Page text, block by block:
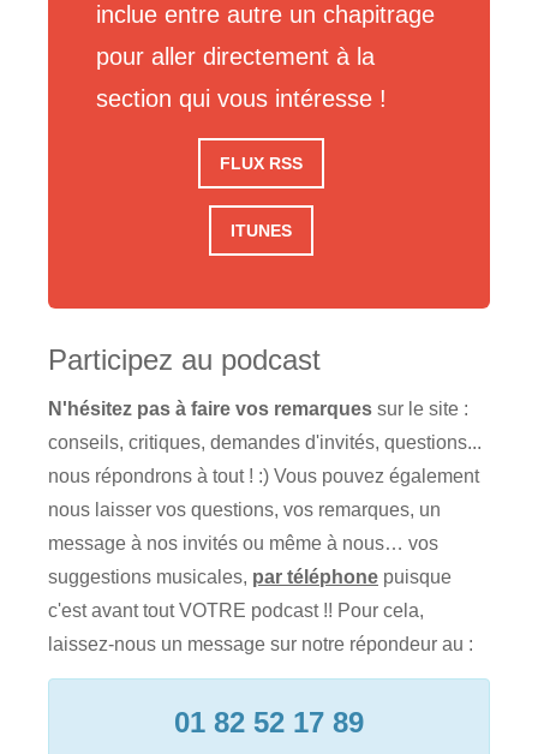
inclue entre autre un chapitrage
pour aller directement à la
section qui vous intéresse !
FLUX RSS
ITUNES
Participez au podcast
N'hésitez pas à faire vos remarques sur le site :
conseils, critiques, demandes d'invités, questions...
nous répondrons à tout ! :) Vous pouvez également
nous laisser vos questions, vos remarques, un
message à nos invités ou même à nous… vos
suggestions musicales, par téléphone puisque
c'est avant tout VOTRE podcast !! Pour cela,
laissez-nous un message sur notre répondeur au :
01 82 52 17 89